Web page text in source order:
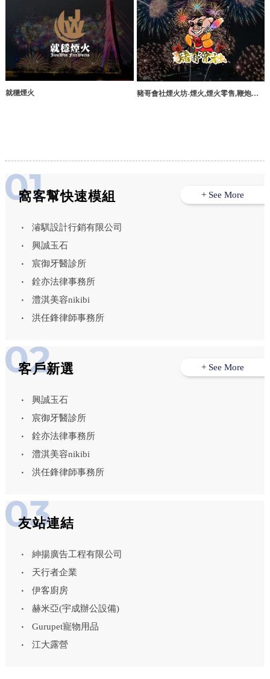
就穩煙火
豬哥會社煙火坊-煙火,煙火零售,鞭炮批
窩客幫快速模組
濬騏設計行銷有限公司
興誠玉石
宸御牙醫診所
銓亦法律事務所
澧淇美容nikibi
洪任鋒律師事務所
+ See More
客戶新選
興誠玉石
宸御牙醫診所
銓亦法律事務所
澧淇美容nikibi
洪任鋒律師事務所
+ See More
友站連結
紳揚廣告工程有限公司
天行者企業
伊客廚房
赫米亞(宇成辦公設備)
Gurupet寵物用品
江大露營